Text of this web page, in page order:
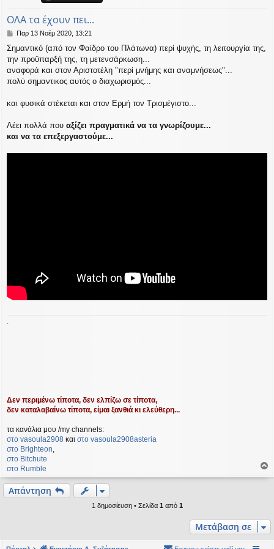
ΟΛΑ τα έχουν πει...
Δ
μ
ο
σ
ί
σ
Παρ 13 Νοέμ 2020, 13:21
Σημαντικό (από τον Φαίδρο του Πλάτωνα) περί ψυχής, τη λειτουργία της,
την προϋπαρξή της, τη μετενσάρκωση...
αναφορά και στον Αριστοτέλη "περί μνήμης και αναμνήσεως"...
πολύ σημαντικος αυτός ο διαχωρισμός...
και φυσικά στέκεται και στον Ερμή τον Τρισμέγιστο...
Λέει πολλά που αξίζει πραγματικά να τα γνωρίζουμε...
και να τα επεξεργαστούμε...
.
Δεν περιμένω τίποτα, δεν ελπίζω σε τίποτα,
δεν καταλαβαίνω τίποτα, είμαι ξανθιά κι ελεύθερη...
τα κανάλια μου /my channels:
στο vasoula2908 και στο vasoula2908asteria
στο Βrighteon,
στο Bitchute
στο Rumble
ο
Απάντηση
1 δημοσίευση • Σελίδα 1 από 1
Μετάβαση σε